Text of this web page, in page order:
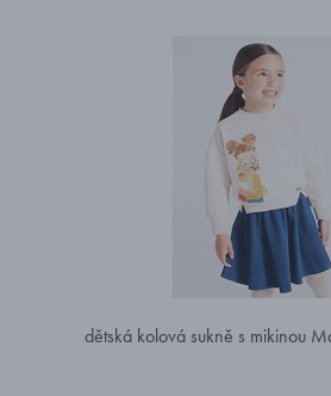
dětská kolová sukně s mikinou